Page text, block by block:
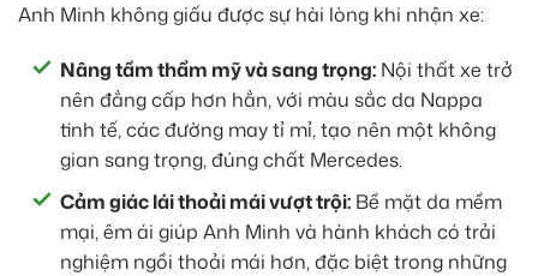
Anh Minh không giấu được sự hài lòng khi nhận xe:
Nâng tầm thẩm mỹ và sang trọng: Nội thất xe trở
nên đẳng cấp hơn hẳn, với màu sắc da Nappa
tinh tế, các đường may tỉ mỉ, tạo nên một không
gian sang trọng, đúng chất Mercedes.
Cảm giác lái thoải mái vượt trội: Bề mặt da mềm
mại, êm ái giúp Anh Minh và hành khách có trải
nghiệm ngồi thoải mái hơn, đặc biệt trong những